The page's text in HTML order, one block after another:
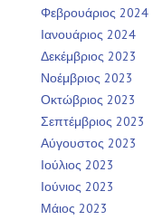
Φεβρουάριος 2024
Ιανουάριος 2024
Δεκέμβριος 2023
Νοέμβριος 2023
Οκτώβριος 2023
Σεπτέμβριος 2023
Αύγουστος 2023
Ιούλιος 2023
Ιούνιος 2023
Μάιος 2023